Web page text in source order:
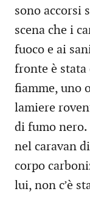
sono accorsi
scena che i
fuoco e ai
fronte è stata
fiamme, uno
lamiere
di fumo nero.
nel caravan
corpo
lui, non c’è